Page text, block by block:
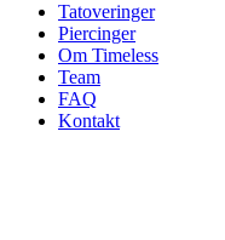
Tatoveringer
Piercinger
Om Timeless
Team
FAQ
Kontakt